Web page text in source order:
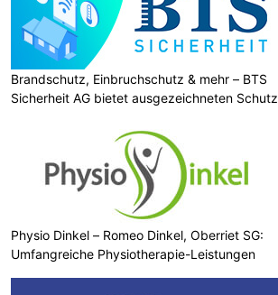
Brandschutz, Einbruchschutz & mehr – BTS
Sicherheit AG bietet ausgezeichneten Schutz
Physio Dinkel – Romeo Dinkel, Oberriet SG:
Umfangreiche Physiotherapie-Leistungen